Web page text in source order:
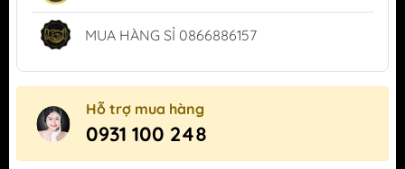
MUA HÀNG SỈ 0866886157
Hỗ trợ mua hàng
0931 100 248